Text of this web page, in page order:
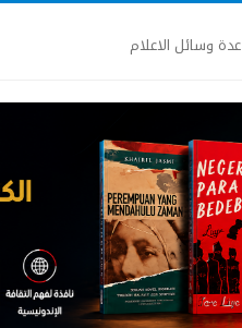
عدة وسائل الاعلام